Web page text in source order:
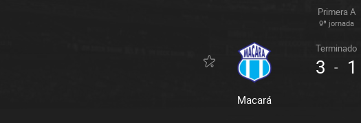
Primera A
9ª jornada
Macará
Terminado
3 - 1